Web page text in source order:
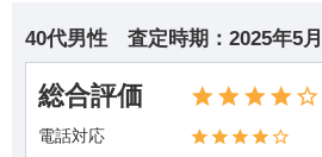
40代男性 査定時期： 2025年5月
総合評価
電話対応